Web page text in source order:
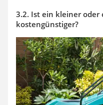
3.2. Ist ein kleiner oder
kostengünstiger?